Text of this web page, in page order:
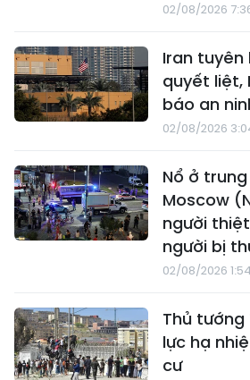
02/08/2026
Iran
quyết liệt,
báo an
02/08/2026
Nổ ở
Moscow
người
người bị
02/08/2026
Thủ tướng
lực hạ
cư